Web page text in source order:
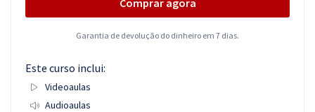
Comprar agora
Garantia de devolução do dinheiro em 7 dias.
Este curso inclui:
Videoaulas
Audioaulas